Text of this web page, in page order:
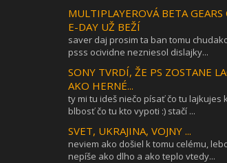
MULTIPLAYEROVÁ BETA GEARS
E-DAY UŽ BEŽÍ
saver daj prosim ta ban tomu
psss ocividne nezniesol dislajky...
SONY TVRDÍ, ŽE PS ZOSTANE
AKO HERNÉ...
ty mi tu ideš niečo písať čo tu lajkujes
blbosť čo tu kto vypoti :) stačí ...
SVET, UKRAJINA, VOJNY ...
neviem ako došiel k tomu celému,
nepíše ako dlho a ako teplo vtedy...